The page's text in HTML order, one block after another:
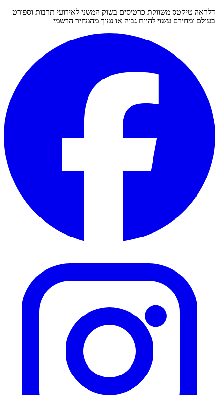
דלראה טיקטס משווקת כרטיסים בשוק המשני לאירועי תרבות וספורט
בעולם ומחירם עשוי להיות גבוה או נמוך מהמחיר הרשמי